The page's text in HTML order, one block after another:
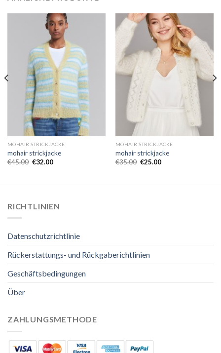
MOHAIR STRICKJACKE
mohair strickjacke
€45.00 €32.00
MOHAIR STRICKJACKE
mohair strickjacke
€35.00 €25.00
RICHTLINIEN
Datenschutzrichtlinie
Rückerstattungs- und Rückgaberichtlinien
Geschäftsbedingungen
Über
ZAHLUNGSMETHODE